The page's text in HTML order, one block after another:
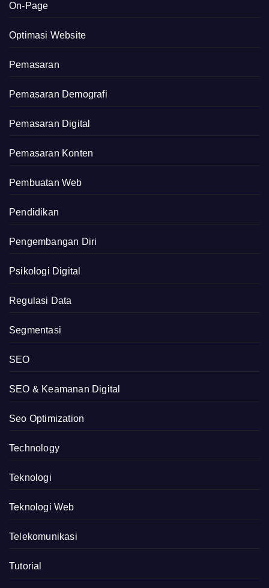
On-Page
Optimasi Website
Pemasaran
Pemasaran Demografi
Pemasaran Digital
Pemasaran Konten
Pembuatan Web
Pendidikan
Pengembangan Diri
Psikologi Digital
Regulasi Data
Segmentasi
SEO
SEO & Keamanan Digital
Seo Optimization
Technology
Teknologi
Teknologi Web
Telekomunikasi
Tutorial